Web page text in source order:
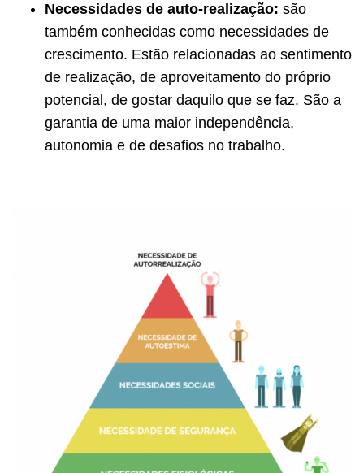
Necessidades de auto-realização: são
também conhecidas como necessidades de
crescimento. Estão relacionadas ao sentimento
de realização, de aproveitamento do próprio
potencial, de gostar daquilo que se faz. São a
garantia de uma maior independência,
autonomia e de desafios no trabalho.